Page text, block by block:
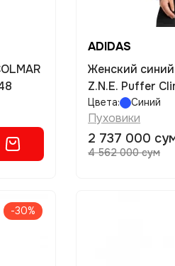
ADIDAS
Женский синий
Z.N.E. Puffer
Цвета: Синий
Пуховики
2 737 000
4 562 000 сум
-30%